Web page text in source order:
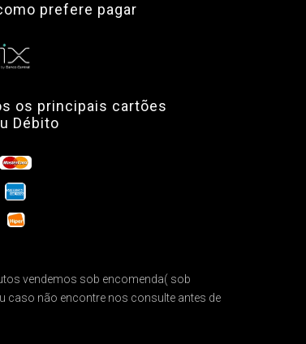
prefere pagar
os principais cartões
Débito
vendemos sob encomenda( sob
caso não encontre nos consulte antes de